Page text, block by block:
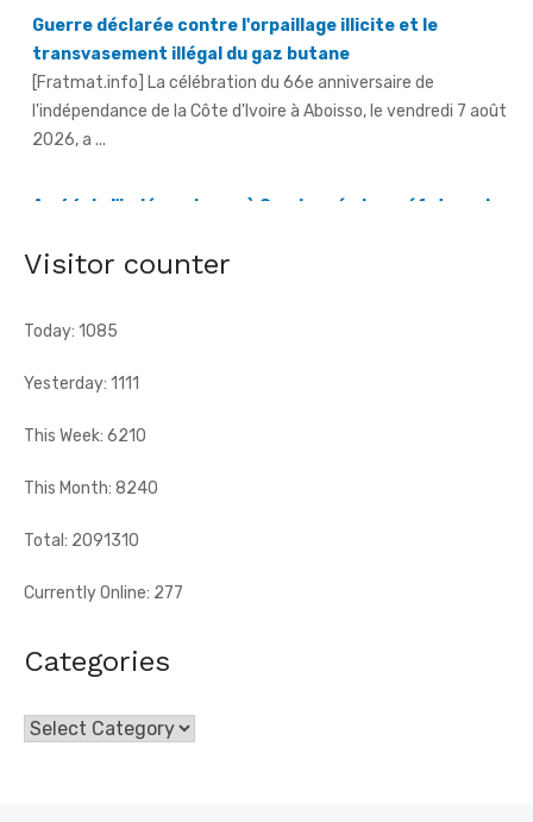
l'indépendance de la Côte d'Ivoire à Aboisso, le vendredi 7 août
An 66 de l'indépendance à Sandegué - Le préfet rend
Gontougo, a célébré, le vendredi 7 août 2026, le 66e
anniversaire ...
Visitor counter
Today: 1085
Yesterday: 1111
This Week: 6210
This Month: 8240
Total: 2091310
Currently Online: 277
Categories
Categories